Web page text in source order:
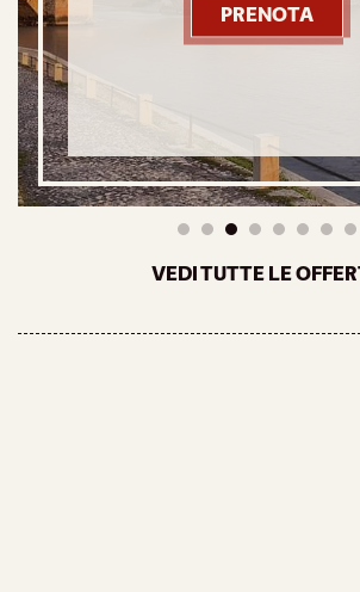
EXPERIENCE - CASA SARTORI 1898
PRENOTA- I
VEDI TUTTE LE